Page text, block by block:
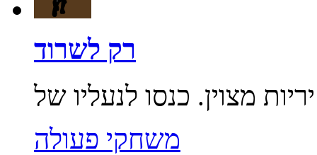
רק לשרוד
משחקי פעולה